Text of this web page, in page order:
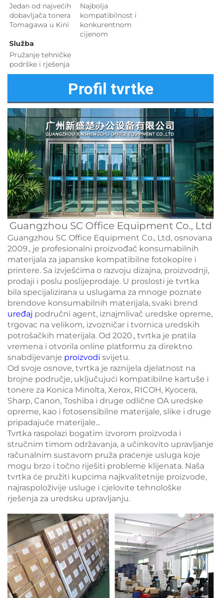
Jedan od najvećih
dobavljača tonera
Tomagawa u Kini
Najbolja
konkurentnom
cijenom
Služba
Pružanje tehničke
podrške i rješenja
Profil tvrtke
Guangzhou SC Office Equipment Co., Ltd
Guangzhou SC Office Equipment Co., Ltd, osnovana
2009., je profesionalni proizvođač konsumabilnih
materijala za japanske kompatibilne fotokopire i
printere. Sa izvješćima o razvoju dizajna, proizvodnji,
prodaji i poslu poslijeprodaje. U proslosti je tvrtka
bila specijalizirana u uslugama za mnoge poznate
brendove konsumabilnih materijala, svaki brend
uređaj područni agent, iznajmlivač uredske opreme,
trgovac na velikom, izvozničar i tvornica uredskih
potrošačkih materijala. Od 2020., tvrtka je pratila
vremena i otvorila online platformu za direktno
snabdijevanje proizvodi svijetu.
Od svoje osnove, tvrtka je raznijela djelatnost na
brojne područje, uključujući kompatibilne kartuše i
tonere za Konica Minolta, Xerox, RICOH, Kyocera,
Sharp, Canon, Toshiba i druge odlične OA uredske
opreme, kao i fotosensibilne materijale, slike i druge
pripadajuće materijale...
Tvrtka raspolazi bogatim izvorom proizvoda i
stručnim timom održavanja, a učinkovito upravljanje
računalnim sustavom pruža praćenje usluga koje
mogu brzo i točno riješiti probleme klijenata. Naša
tvrtka će pružiti kupcima najkvalitetnije proizvode,
najraspoloživije usluge i cjelovite tehnološke
rješenja za uredsku upravljanju.